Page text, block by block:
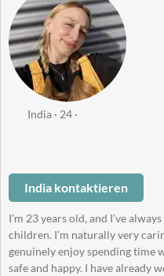
India · 24 ·
India kontaktieren
I’m 23 years old, and I’ve
children. I’m naturally very
genuinely enjoy spending time
safe and happy. I have already